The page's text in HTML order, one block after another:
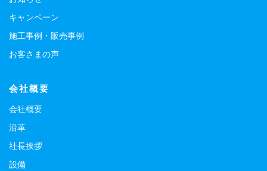
キャンペーン
施工事例・販売事例
お客さまの声
会社概要
会社概要
沿革
社長挨拶
設備